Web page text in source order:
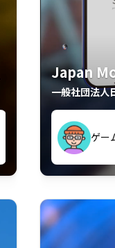
Japan
一般社団法人
夢中
間も
久
しめ